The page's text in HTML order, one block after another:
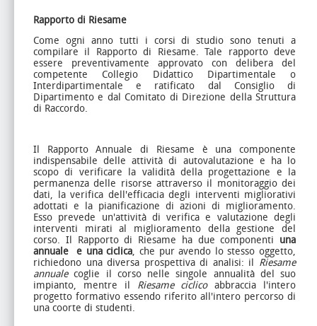
Rapporto di Riesame
Come ogni anno tutti i corsi di studio sono tenuti a
compilare il Rapporto di Riesame. Tale rapporto deve
essere preventivamente approvato con delibera del
competente Collegio Didattico Dipartimentale o
Interdipartimentale e ratificato dal Consiglio di
Dipartimento e dal Comitato di Direzione della Struttura
di Raccordo.
Il Rapporto Annuale di Riesame è una componente
indispensabile delle attività di autovalutazione e ha lo
scopo di verificare la validità della progettazione e la
permanenza delle risorse attraverso il monitoraggio dei
dati, la verifica dell'efficacia degli interventi migliorativi
adottati e la pianificazione di azioni di miglioramento.
Esso prevede un'attività di verifica e valutazione degli
interventi mirati al miglioramento della gestione del
corso. Il Rapporto di Riesame ha due componenti una
annuale
e una ciclica, che pur avendo lo stesso oggetto,
richiedono una diversa prospettiva di analisi: il Riesame
annualecoglie il corso nelle singole annualità del suo
impianto, mentre il Riesame ciclicoabbraccia l'intero
progetto formativo essendo riferito all'intero percorso di
una coorte di studenti.